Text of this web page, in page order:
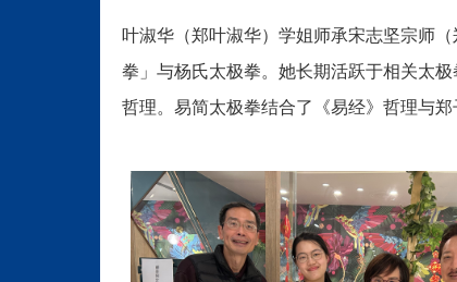
叶淑华（郑叶淑华）学姐师承宋志坚宗师
拳」与杨氏太极拳。她长期活跃于相关太
哲理。易简太极拳结合了《易经》哲理与